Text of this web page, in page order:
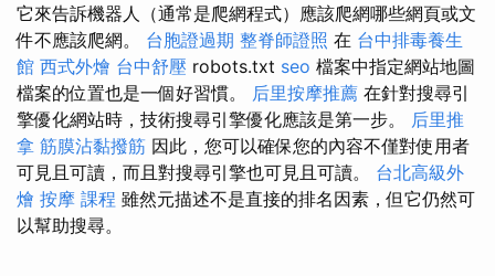
它來告訴機器人（通常是爬網程式）應該爬網哪些網頁或文
件不應該爬網。 台胞證過期 整脊師證照 在 台中排毒養生
館 西式外燴 台中舒壓 robots.txt seo 檔案中指定網站地圖
檔案的位置也是一個好習慣。 后里按摩推薦 在針對搜尋引
擎優化網站時，技術搜尋引擎優化應該是第一步。 后里推
拿 筋膜沾黏撥筋 因此，您可以確保您的內容不僅對使用者
可見且可讀，而且對搜尋引擎也可見且可讀。 台北高級外
燴 按摩 課程 雖然元描述不是直接的排名因素，但它仍然可
以幫助搜尋。